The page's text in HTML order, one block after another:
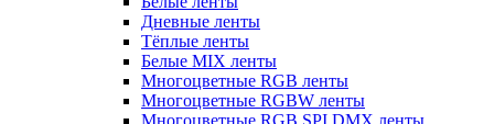
Дневные ленты
Тёплые ленты
Белые MIX ленты
Многоцветные RGB ленты
Многоцветные RGBW ленты
Многоцветные RGB SPI DMX ленты